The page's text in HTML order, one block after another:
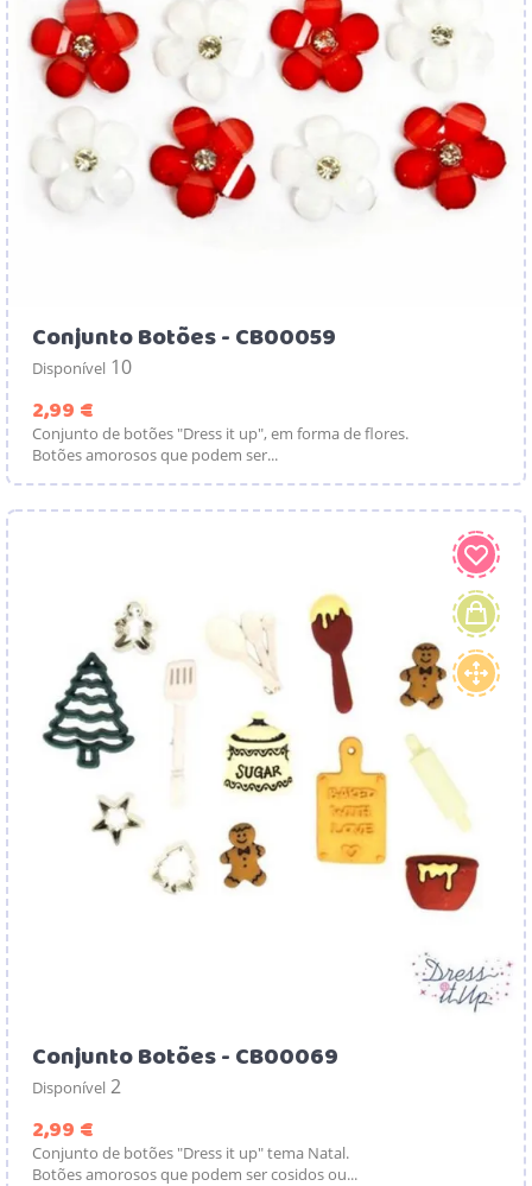
Conjunto Botões - CB00059
Disponível 10
2,99 €
Conjunto de botões "Dress it up", em forma de flores.
Botões amorosos que podem ser...
Conjunto Botões - CB00069
Disponível 2
2,99 €
Conjunto de botões "Dress it up" tema Natal.
Botões amorosos que podem ser cosidos ou...